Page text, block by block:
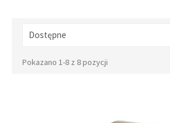
Dostępne
Pokazano 1-8 z 8 pozycji